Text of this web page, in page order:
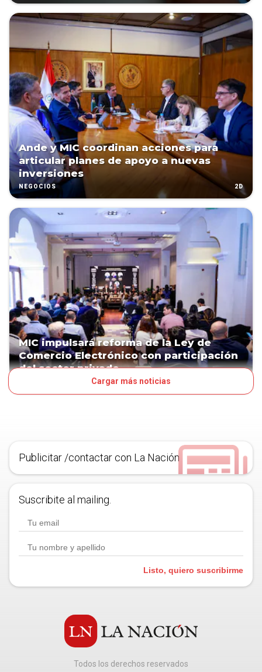
Ande y MIC coordinan acciones para
articular planes de apoyo a nuevas
inversiones
NEGOCIOS 2D
MIC impulsará reforma de la Ley de
Comercio Electrónico con participación
del sector privado
Cargar más noticias
Publicitar /contactar con La Nación
Suscribite al mailing.
Listo, quiero suscribirme
Todos los derechos reservados